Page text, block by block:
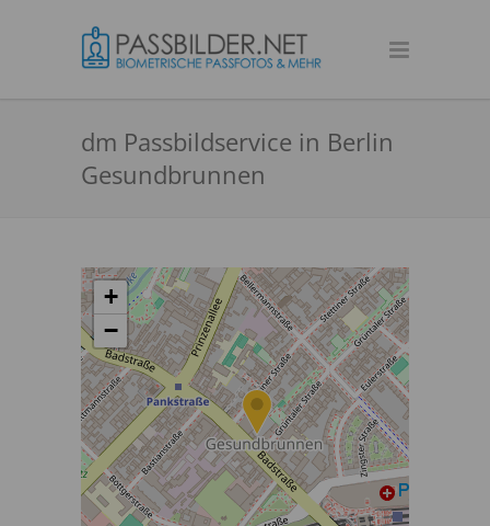
dm Passbildservice in Berlin
Gesundbrunnen
+
−